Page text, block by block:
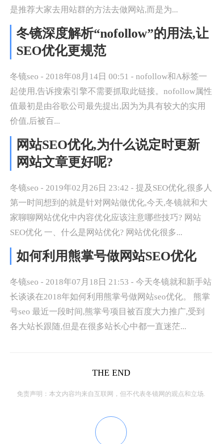
是推荐大家去用站群的方法去做网站,而是为...
冬镜深度解析“nofollow”的用法,让
SEO优化更规范
冬镜seo - 2018年08月14日 00:51 - nofollow和A标签一
起使用,告诉搜索引擎不需要抓取此链接。nofollow属性
值最初是由谷歌公司最先提出,因为为具有较大的实用
价值,后被百...
网站SEO优化,为什么说定时更新
网站文章更好呢?
冬镜seo - 2019年02月26日 23:42 - 提及SEO优化,很多人
第一时间想到的就是针对网站做优化,今天,冬镜就和大
家聊聊网站优化中内容优化应该注意哪些技巧? 网站
SEO优化 一、什么是网站优化? 网站优化很多...
如何利用熊掌号做网站SEO优化
冬镜seo - 2018年07月18日 21:53 - 今天冬镜就和新手站
长谈谈在2018年如何利用熊掌号做网站seo优化。 熊掌
号seo 最近一段时间,熊掌号项目被百度大力推广,受到
各大站长跟随,但是在很多站长心中都一直迷茫...
THE END
免责声明：本文内容均来自互联网，但不代表冬镜网的观点和立场.